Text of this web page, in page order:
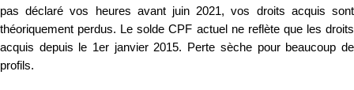
pas déclaré vos heures avant juin 2021, vos droits acquis sont
théoriquement perdus. Le solde CPF actuel ne reflète que les droits
acquis depuis le 1er janvier 2015. Perte sèche pour beaucoup de
profils.